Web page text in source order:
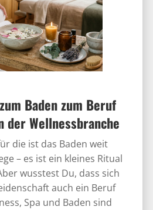
Baden zum Beruf
Wellnessbranche
die ist das Baden weit
– es ist ein kleines Ritual
wusstest Du, dass sich
auch ein Beruf
Spa und Baden sind